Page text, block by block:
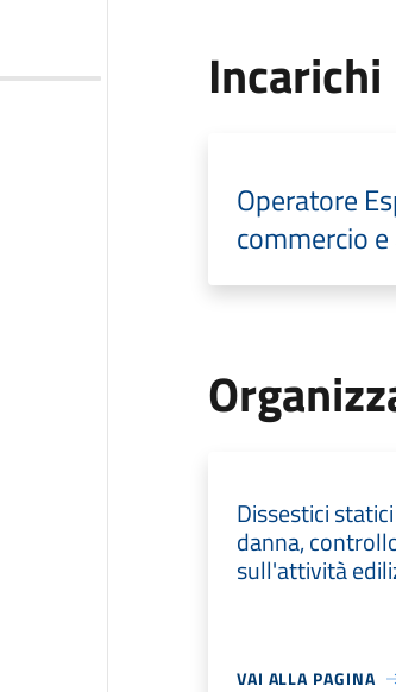
Incarichi
Operatore
commercio
Dissestici
danna,
sull'attività
VAI ALLA PAGINA